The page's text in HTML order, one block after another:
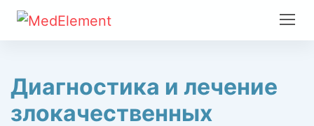
Диагностика и лечение
злокачественных